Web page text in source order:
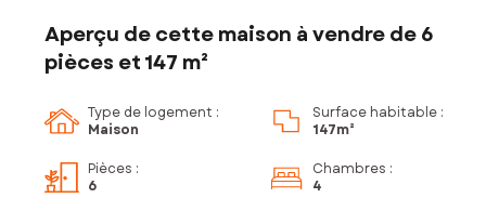
Aperçu de cette maison à vendre de 6
pièces et 147 m²
Type de logement :
Maison
Surface habitable :
147m²
Pièces :
6
Chambres :
4